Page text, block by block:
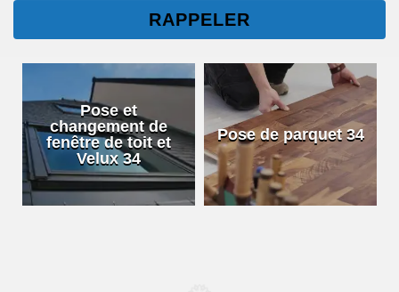
Pose et
changement de
fenêtre de toit et
Velux 34
Pose de parquet 34